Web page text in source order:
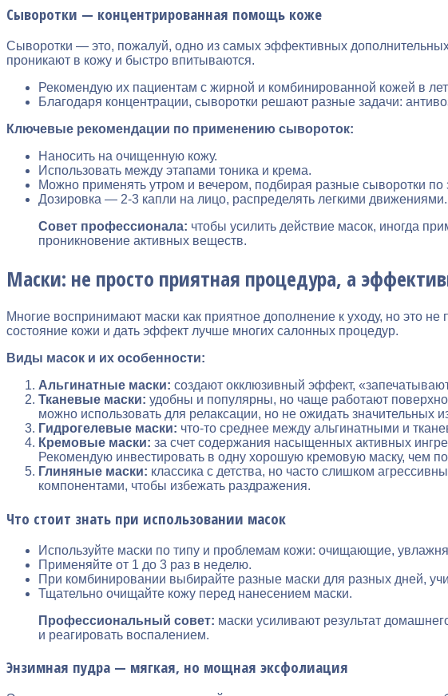
Сыворотки — концентрированная помощь коже
Сыворотки — это, пожалуй, одно из самых эффективных
проникают в кожу и быстро впитываются.
Рекомендую их пациентам с жирной и комбинированной кожей в
Благодаря концентрации, сыворотки решают разные задачи:
Ключевые рекомендации по применению сывороток:
Наносить на очищенную кожу.
Использовать между этапами тоника и крема.
Можно применять утром и вечером, подбирая разные сыворотки по
Дозировка — 2-3 капли на лицо, распределять легкими движениями.
Совет профессионала: чтобы усилить действие масок, иногда
проникновение активных веществ.
Маски: не просто приятная процедура, а
Многие воспринимают маски как приятное дополнение к уходу, но это
состояние кожи и дать эффект лучше многих салонных процедур.
Виды масок и их особенности:
Альгинатные маски: создают окклюзивный эффект,
Тканевые маски: удобны и популярны, но чаще работают
можно использовать для релаксации, но не ожидать значительных
Гидрогелевые маски: что-то среднее между альгинатными и
Кремовые маски: за счет содержания насыщенных активных
Рекомендую инвестировать в одну хорошую кремовую маску, чем
Глиняные маски: классика с детства, но часто слишком
компонентами, чтобы избежать раздражения.
Что стоит знать при использовании масок
Используйте маски по типу и проблемам кожи: очищающие,
Применяйте от 1 до 3 раз в неделю.
При комбинировании выбирайте разные маски для разных дней,
Тщательно очищайте кожу перед нанесением маски.
Профессиональный совет: маски усиливают результат
и реагировать воспалением.
Энзимная пудра — мягкая, но мощная эксфолиация